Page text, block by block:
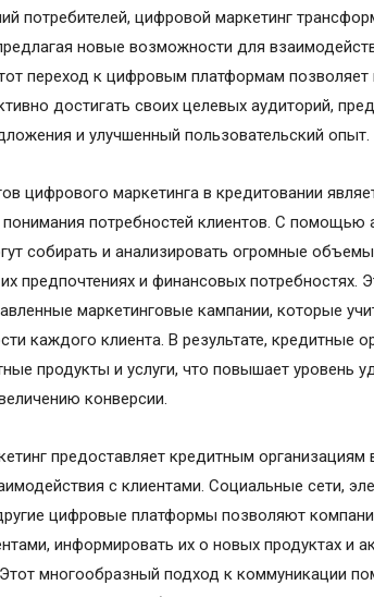
потребителей, цифровой маркетинг
новые возможности для
переход к цифровым платформам
достигать своих целевых аудиторий,
и улучшенный пользовательский опыт.
цифрового маркетинга в кредитовании
потребностей клиентов. С помощью
собирать и анализировать огромные
предпочтениях и финансовых потребностях.
маркетинговые кампании, которые
каждого клиента. В результате, кредитные
продукты и услуги, что повышает уровень
конверсии.
предоставляет кредитным организациям
с клиентами. Социальные сети,
цифровые платформы позволяют
информировать их о новых продуктах и
многообразный подход к коммуникации